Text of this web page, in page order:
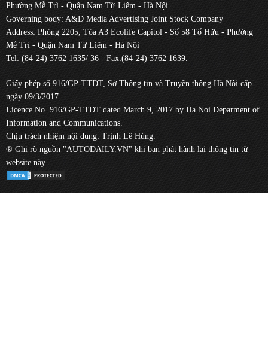
Phường Mễ Trì - Quận Nam Từ Liêm - Hà Nội
Governing body: A&D Media Advertising Joint Stock Company
Address: Phòng 2205, Tòa A3 Ecolife Capitol - Số 58 Tố Hữu - Phường
Mễ Trì - Quận Nam Từ Liêm - Hà Nội
Tel: (84-24) 3762 1635/ 36 - Fax:(84-24) 3762 1639.
Giấy phép số 916/GP-TTĐT, Sở Thông tin và Truyền thông Hà Nội cấp
ngày 09/3/2017.
Licence No. 916/GP-TTĐT dated March 9, 2017 by Ha Noi Deparment of
Information and Communications.
Chịu trách nhiệm nội dung: Trịnh Lê Hùng.
® Ghi rõ nguồn "AUTODAILY.VN" khi bạn phát hành lại thông tin từ
website này.